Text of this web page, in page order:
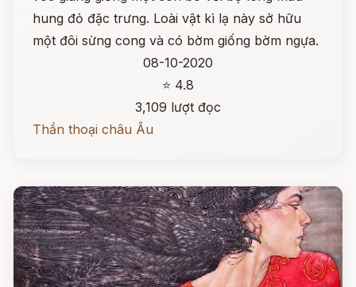
hung đỏ đặc trưng. Loài vật kì lạ này sở hữu
một đôi sừng cong và có bờm giống bờm ngựa.
08-10-2020
⭐ 4.8
3,109 lượt đọc
Thần thoại châu Âu